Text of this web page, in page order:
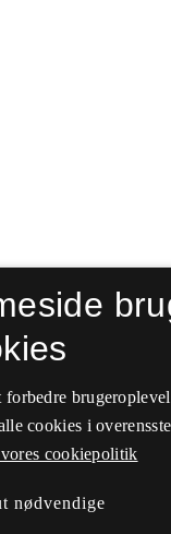
cookies i
vores cookiepolitik
nødvendige